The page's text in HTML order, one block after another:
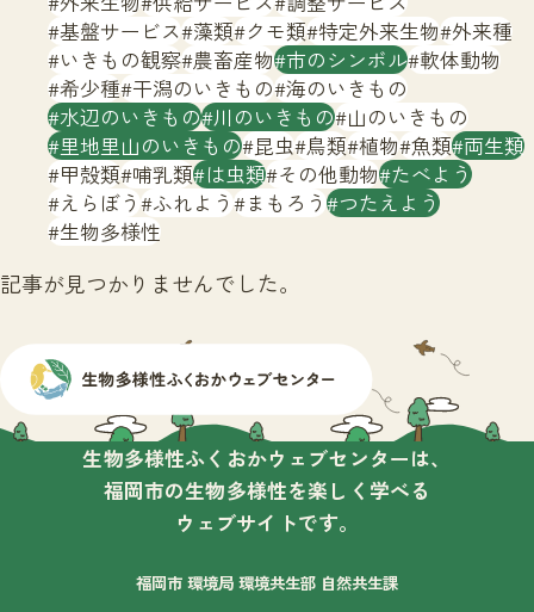
生物多様性ふくおかウェブセンターとは
サイトマップ
基盤サービス 藻類 クモ類 特定外来生物 外来種
いきもの観察 農畜産物 市のシンボル 軟体動物
希少種 干潟のいきもの 海のいきもの
水辺のいきもの 川のいきもの 山のいきもの
里地里山のいきもの 昆虫 鳥類 植物 魚類 両生類
甲殻類 哺乳類 は虫類 その他動物 たべよう
えらぼう ふれよう まもろう つたえよう
生物多様性
記事が見つかりませんでした。
生物多様性ふくおかウェブセンターは、
福岡市の生物多様性を楽しく学べる
ウェブサイトです。
福岡市 環境局 環境共生部 自然共生課